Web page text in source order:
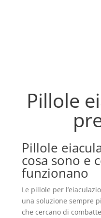
Pillole
Pillole
cosa sono e
funzionano
Le pillole per
una soluzione sempre
che cercano di